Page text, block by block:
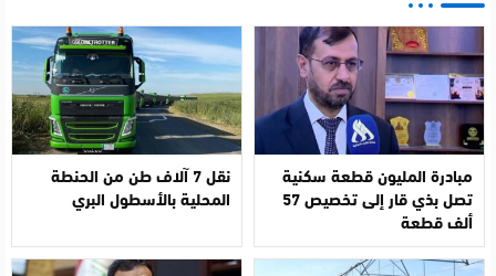
مبادرة المليون قطعة سكنية
تصل بذي قار إلى تخصيص 57
ألف قطعة
نقل 7 آلاف طن من الحنطة
المحلية بالأسطول البري